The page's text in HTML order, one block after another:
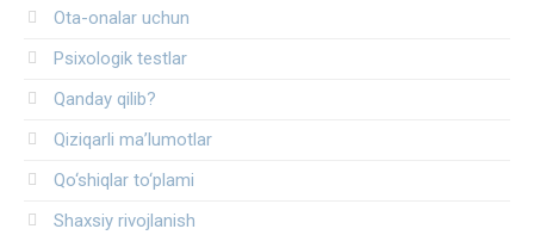
Ota-onalar uchun
Psixologik testlar
Qanday qilib?
Qiziqarli ma’lumotlar
Qo‘shiqlar to‘plami
Shaxsiy rivojlanish